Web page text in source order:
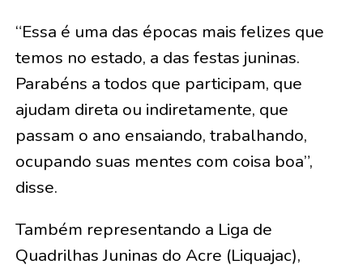
“Essa é uma das épocas mais felizes que
temos no estado, a das festas juninas.
Parabéns a todos que participam, que
ajudam direta ou indiretamente, que
passam o ano ensaiando, trabalhando,
ocupando suas mentes com coisa boa”,
disse.
Também representando a Liga de
Quadrilhas Juninas do Acre (Liquajac),